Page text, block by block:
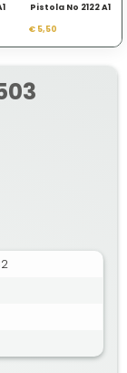
Pistola No 2122 A1
€ 5,50